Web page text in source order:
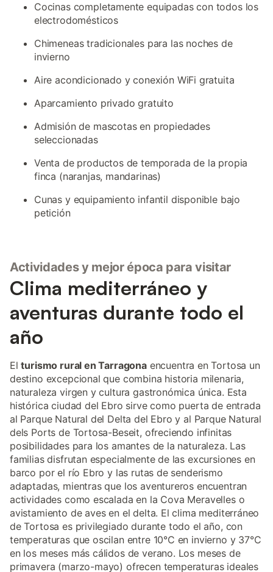
Cocinas completamente equipadas con todos los
electrodomésticos
Chimeneas tradicionales para las noches de
invierno
Aire acondicionado y conexión WiFi gratuita
Aparcamiento privado gratuito
Admisión de mascotas en propiedades
seleccionadas
Venta de productos de temporada de la propia
finca (naranjas, mandarinas)
Cunas y equipamiento infantil disponible bajo
petición
Actividades y mejor época para visitar
Clima mediterráneo y
aventuras durante todo el
año
Elturismo rural en Tarragonaencuentra en Tortosa un
destino excepcional que combina historia milenaria,
naturaleza virgen y cultura gastronómica única. Esta
histórica ciudad del Ebro sirve como puerta de entrada
al Parque Natural del Delta del Ebro y al Parque Natural
dels Ports de Tortosa-Beseit, ofreciendo infinitas
posibilidades para los amantes de la naturaleza. Las
familias disfrutan especialmente de las excursiones en
barco por el río Ebro y las rutas de senderismo
adaptadas, mientras que los aventureros encuentran
actividades como escalada en la Cova Meravelles o
avistamiento de aves en el delta. El clima mediterráneo
de Tortosa es privilegiado durante todo el año, con
temperaturas que oscilan entre 10°C en invierno y 37°C
en los meses más cálidos de verano. Los meses de
primavera (marzo-mayo) ofrecen temperaturas ideales